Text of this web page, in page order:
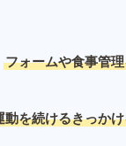
フォームや食事管
を続けるきっか